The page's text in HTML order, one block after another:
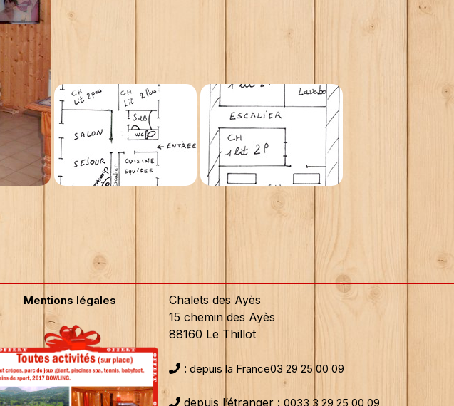
Mentions légales
Chalets des Ayès
15 chemin des Ayès
88160 Le Thillot
: depuis la France03 29 25 00 09
depuis l’étranger : 0033 3 29 25 00 09